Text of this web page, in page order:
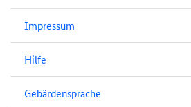
Impressum
Hilfe
Gebärdensprache